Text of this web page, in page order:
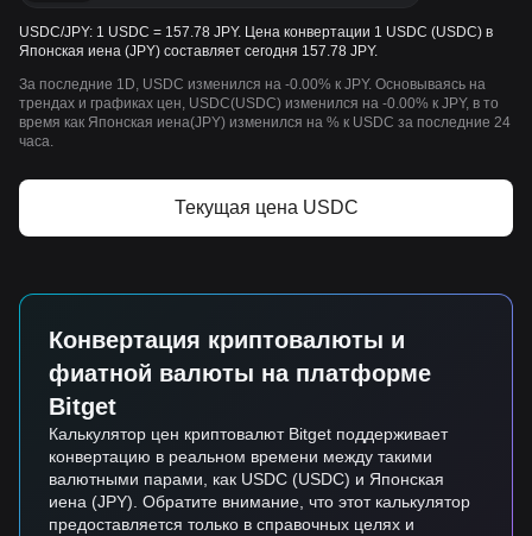
USDC/JPY: 1 USDC = 157.78 JPY. Цена конвертации 1 USDC (USDC) в
Японская иена (JPY) составляет сегодня 157.78 JPY.
За последние 1D, USDC изменился на -0.00% к JPY. Основываясь на
трендах и графиках цен, USDC(USDC) изменился на -0.00% к JPY, в то
время как Японская иена(JPY) изменился на % к USDC за последние 24
часа.
Текущая цена USDC
Конвертация криптовалюты и
фиатной валюты на платформе
Bitget
Калькулятор цен криптовалют Bitget поддерживает
конвертацию в реальном времени между такими
валютными парами, как USDC (USDC) и Японская
иена (JPY). Обратите внимание, что этот калькулятор
предоставляется только в справочных целях и